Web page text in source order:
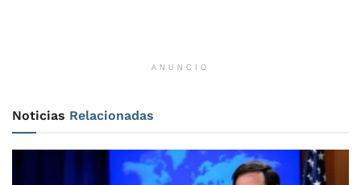
ANUNCIO
Noticias Relacionadas